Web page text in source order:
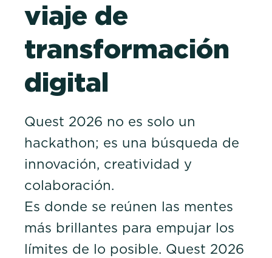
tecnologías de vanguardia, como Gen AI,
computación en la nube, IA, aprendizaje
automático y Big Data, para que se unan a
nuestro equipo en crecimiento.
viaje de
transformación
digital
Quest 2026 no es solo un
hackathon; es una búsqueda de
innovación, creatividad y
colaboración.
Es donde se reúnen las mentes
más brillantes para empujar los
límites de lo posible. Quest 2026